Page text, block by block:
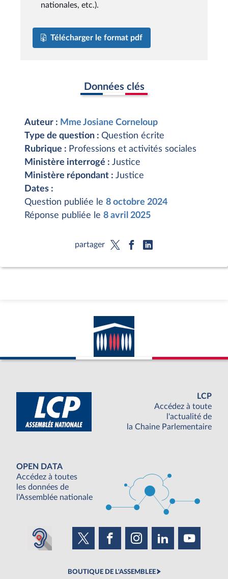
nationales, etc.).
Télécharger le format pdf
Données clés
Auteur : Mme Josiane Corneloup
Type de question : Question écrite
Rubrique : Professions et activités sociales
Ministère interrogé : Justice
Ministère répondant : Justice
Dates :
Question publiée le 8 octobre 2024
Réponse publiée le 8 avril 2025
partager
LCP
Accédez à toute
l'actualité de
la Chaine Parlementaire
OPEN DATA
Accédez à toutes
les données de
l'Assemblée nationale
BOUTIQUE DE L'ASSEMBLEE